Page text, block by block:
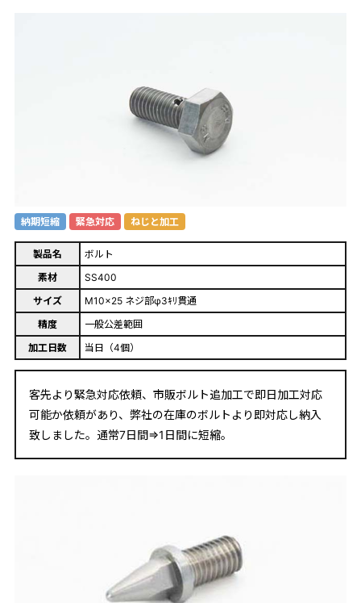
納期短縮 緊急対応 ねじと加工
製品名
ボルト
素材
SS400
サイズ
M10×25 ネジ部φ3ｷﾘ貫通
精度
一般公差範囲
加工日数
当日（4個）
客先より緊急対応依頼、市販ボルト追加工で即日加工対応
可能か依頼があり、弊社の在庫のボルトより即対応し納入
致しました。通常7日間⇒1日間に短縮。